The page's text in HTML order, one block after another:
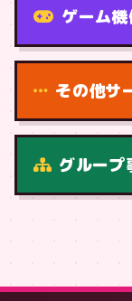
症状・内容から
ゲーム
その他サ
グループ